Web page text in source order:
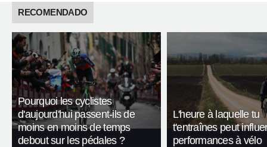
RECOMENDADO
Pourquoi les cyclistes
d'aujourd'hui passent-ils de
moins en moins de temps
debout sur les pédales ?
L'heure à laquelle tu
t'entraînes peut
performances à vélo